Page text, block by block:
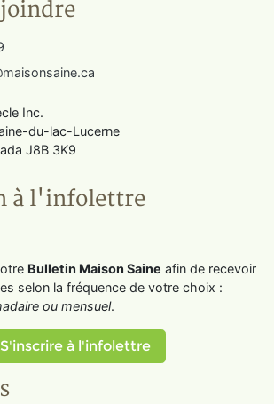
Inc.
du-lac-Lucerne
J8B 3K9
à l'infolettre
Bulletin Maison Saine afin de recevoir
selon la fréquence de votre choix :
ou mensuel.
S'inscrire à l'infolettre